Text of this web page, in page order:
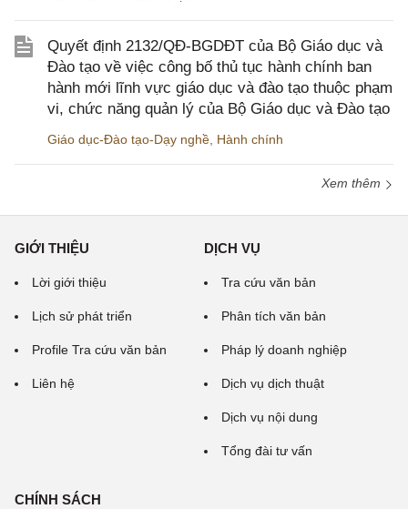
Quyết định 2132/QĐ-BGDĐT của Bộ Giáo dục và
Đào tạo về việc công bố thủ tục hành chính ban
hành mới lĩnh vực giáo dục và đào tạo thuộc phạm
vi, chức năng quản lý của Bộ Giáo dục và Đào tạo
Giáo dục-Đào tạo-Dạy nghề, Hành chính
Xem thêm
GIỚI THIỆU
Lời giới thiệu
Lịch sử phát triển
Profile Tra cứu văn bản
Liên hệ
DỊCH VỤ
Tra cứu văn bản
Phân tích văn bản
Pháp lý doanh nghiệp
Dịch vụ dịch thuật
Dịch vụ nội dung
Tổng đài tư vấn
CHÍNH SÁCH